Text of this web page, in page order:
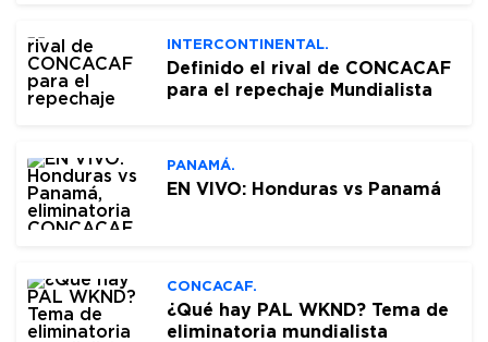
INTERCONTINENTAL.
Definido el rival de CONCACAF
para el repechaje Mundialista
PANAMÁ.
EN VIVO: Honduras vs Panamá
CONCACAF.
¿Qué hay PAL WKND? Tema de
eliminatoria mundialista